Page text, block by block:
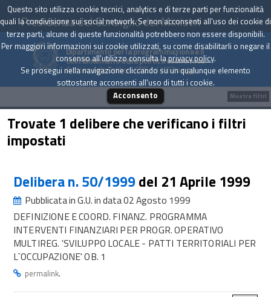
Presidenza del Consiglio dei Ministri
Dipartimento per la programmazione e il
coordinamento della politica economica
Archivio delle Delibere CIPE dal 1967 a oggi
Trovate 1 delibere che verificano i filtri
impostati
Delibera n. 50/1999del 21 Aprile 1999
Pubblicata in G.U. in data 02 Agosto 1999
DEFINIZIONE E COORD. FINANZ. PROGRAMMA
INTERVENTI FINANZIARI PER PROGR. OPERATIVO
MULTIREG. 'SVILUPPO LOCALE - PATTI TERRITORIALI PER
L`OCCUPAZIONE' OB. 1
permalink.
Mostra filtri
Questo sito utilizza cookie tecnici, analytics e di terze parti per funzionalità
quali la condivisione sui social network. Se non acconsenti all'uso dei cookie di
terze parti, alcune di queste funzionalità potrebbero non essere disponibili.
Per maggiori informazioni sui cookie utilizzati, su come disabilitarli o negare il
consenso all'utilizzo consulta laprivacy policy.
Se prosegui nella navigazione cliccando su un qualunque elemento
sottostante acconsenti all'uso di tutti i cookie.
Acconsento